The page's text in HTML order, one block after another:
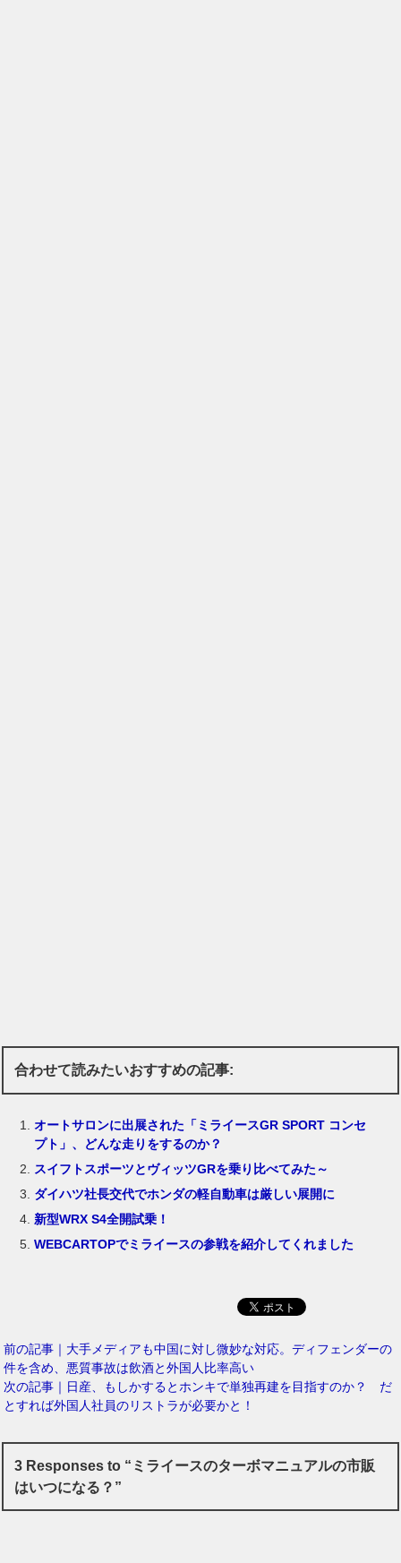
合わせて読みたいおすすめの記事:
オートサロンに出展された「ミライースGR SPORT コンセ
プト」、どんな走りをするのか？
スイフトスポーツとヴィッツGRを乗り比べてみた～
ダイハツ社長交代でホンダの軽自動車は厳しい展開に
新型WRX S4全開試乗！
WEBCARTOPでミライースの参戦を紹介してくれました
前の記事｜大手メディアも中国に対し微妙な対応。ディフェンダーの
件を含め、悪質事故は飲酒と外国人比率高い
次の記事｜日産、もしかするとホンキで単独再建を目指すのか？ だ
とすれば外国人社員のリストラが必要かと！
3 Responses to “ミライースのターボマニュアルの市販
はいつになる？”